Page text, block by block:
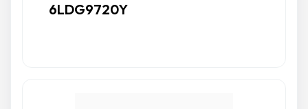
6LDG9720Y